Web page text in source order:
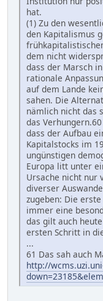
hat.
(1) Zu den
den Kapitalismus
dem nicht
dass der Marsch
rationale
auf dem Lande
sahen. Die
nämlich nicht das
das
dass der Aufbau
Kapitalstocks im
ungünstigen
Europa litt unter
Ursache nicht nur
diverser
zugeben: Die
immer eine
das gilt auch
ersten Schritt in
...
61 Das sah auch
http://